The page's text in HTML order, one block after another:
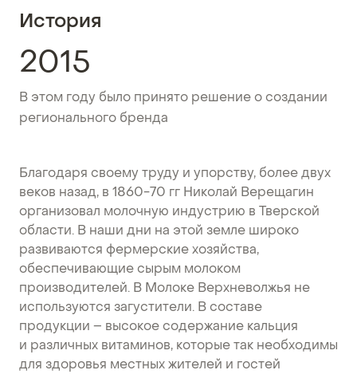
История
2015
В этом году было принято решение о создании
регионального бренда
Благодаря своему труду и упорству, более двух
веков назад, в 1860-70 гг Николай Верещагин
организовал молочную индустрию в Тверской
области. В наши дни на этой земле широко
развиваются фермерские хозяйства,
обеспечивающие сырым молоком
производителей. В Молоке Верхневолжья не
используются загустители. В составе
продукции – высокое содержание кальция
и различных витаминов, которые так необходимы
для здоровья местных жителей и гостей